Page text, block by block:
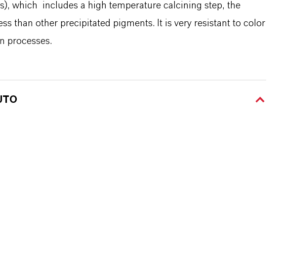
which includes a high temperature calcining step, the
than other precipitated pigments. It is very resistant to color
processes.